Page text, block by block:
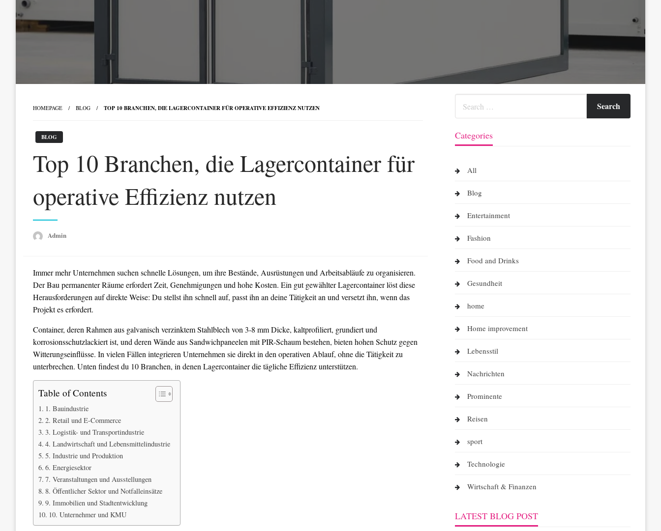
HOMEPAGE BLOG TOP 10 BRANCHEN, DIE LAGERCONTAINER FÜR OPERATIVE EFFIZIENZ NUTZEN
BLOG
Top 10 Branchen, die Lagercontainer für
operative Effizienz nutzen
Admin
Immer mehr Unternehmen suchen schnelle Lösungen, um ihre Bestände, Ausrüstungen und Arbeitsabläufe zu organisieren.
Der Bau permanenter Räume erfordert Zeit, Genehmigungen und hohe Kosten. Ein gut gewählter Lagercontainer löst diese
Herausforderungen auf direkte Weise: Du stellst ihn schnell auf, passt ihn an deine Tätigkeit an und versetzt ihn, wenn das
Projekt es erfordert.
Container, deren Rahmen aus galvanisch verzinktem Stahlblech von 3-8 mm Dicke, kaltprofiliert, grundiert und
korrosionsschutzlackiert ist, und deren Wände aus Sandwichpaneelen mit PIR-Schaum bestehen, bieten hohen Schutz gegen
Witterungseinflüsse. In vielen Fällen integrieren Unternehmen sie direkt in den operativen Ablauf, ohne die Tätigkeit zu
unterbrechen. Unten findest du 10 Branchen, in denen Lagercontainer die tägliche Effizienz unterstützen.
Table of Contents
1. Bauindustrie
2. Retail und E-Commerce
3. Logistik- und Transportindustrie
4. Landwirtschaft und Lebensmittelindustrie
5. Industrie und Produktion
6. Energiesektor
7. Veranstaltungen und Ausstellungen
8. Öffentlicher Sektor und Notfalleinsätze
9. Immobilien und Stadtentwicklung
10. Unternehmer und KMU
Categories
All
Blog
Entertainment
Fashion
Food and Drinks
Gesundheit
home
Home improvement
Lebensstil
Nachrichten
Prominente
Reisen
sport
Technologie
Wirtschaft & Finanzen
LATEST BLOG POST